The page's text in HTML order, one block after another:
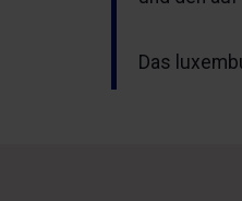
Das